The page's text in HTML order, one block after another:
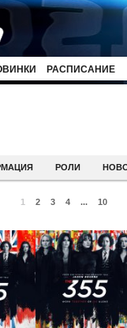
РАСПИСАНИЕ
РОЛИ
1 2 3 4 ... 10